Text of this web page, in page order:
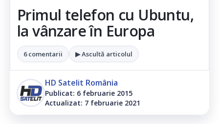
Primul telefon cu Ubuntu,
la vânzare în Europa
6 comentarii ▶ Ascultă articolul
HD Satelit România
Publicat: 6 februarie 2015
Actualizat: 7 februarie 2021